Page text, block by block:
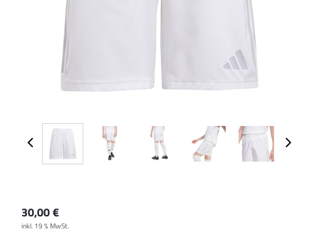
30,00€
inkl. 19 % MwSt.